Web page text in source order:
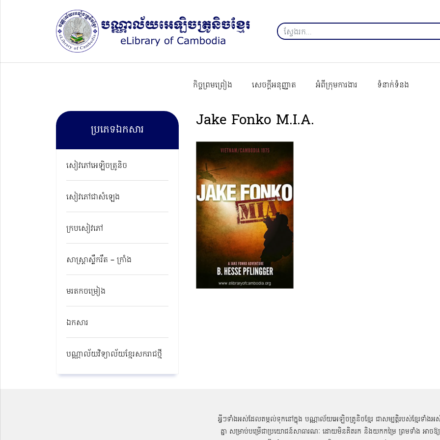
កិច្ចព្រមព្រៀង សេចក្ដីអនុញ្ញាត អំពីក្រុមការងារ ទំនាក់ទំនង
ប្រភេទឯកសារ
សៀវភៅអេឡិចត្រូនិច
សៀវភៅជាសំឡេង
ក្របសៀវភៅ
សាស្ត្រាស្លឹករឹត – ក្រាំង
មរតកចម្រៀង
ឯកសារ
បណ្ណាល័យវិទ្យាល័យខ្មែរសករាជថ្មី​
Jake Fonko M.I.A.
អ្វីៗទាំងអស់ដែលតម្កល់ទុកនៅក្នុង បណ្ណាល័យអេឡិចត្រូនិចខ្មែរ ជាសម្បតិ្តរបស់ខ្មែរទាំងអ
គ្នា សម្រាប់បម្រើជាប្រយោជន៍សាធារណៈ ដោយមិនគិតរក និងយកកម្រៃ ព្រមទាំង អាចឱ្យ